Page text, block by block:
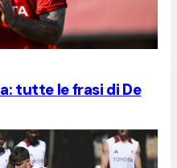
tutte le frasi di De